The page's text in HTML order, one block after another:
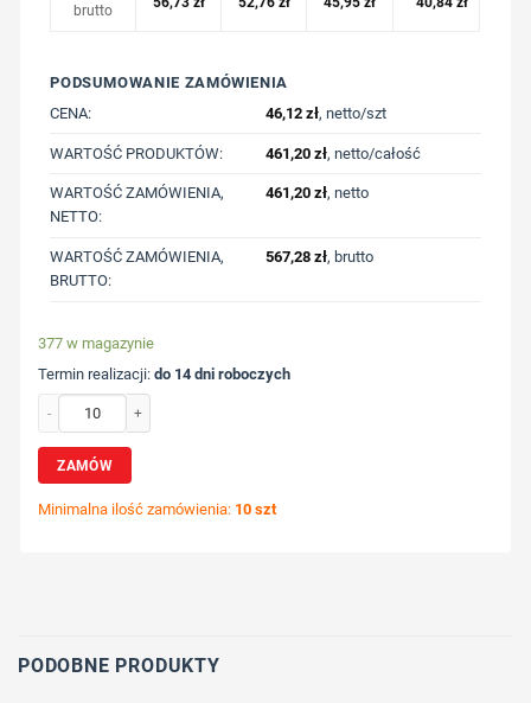
brutto
PODSUMOWANIE ZAMÓWIENIA
CENA:
46,12 zł, netto/szt
WARTOŚĆ PRODUKTÓW: 461,20 zł, netto/całość
WARTOŚĆ ZAMÓWIENIA,
NETTO:
461,20 zł, netto
WARTOŚĆ ZAMÓWIENIA,
BRUTTO:
567,28 zł, brutto
377 w magazynie
Termin realizacji:do 14 dni roboczych
ZAMÓW
Minimalna ilość zamówienia: 10 szt
PODOBNE PRODUKTY